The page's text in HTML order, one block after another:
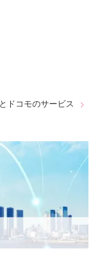
ドコモのサービス